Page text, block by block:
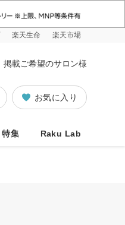
楽天生命 楽天市場
掲載ご希望のサロン様
お気に入り
特集 Raku Lab